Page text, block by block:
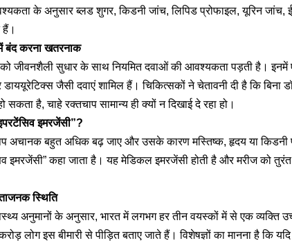
के अनुसार ब्लड शुगर, किडनी जांच, लिपिड प्रोफाइल, यूरिन जांच,
हैं।
बंद करना खतरनाक
जीवनशैली सुधार के साथ नियमित दवाओं की आवश्यकता पड़ती है। इनमें
जैसी दवाएं शामिल हैं। चिकित्सकों ने चेतावनी दी है कि बिना
सकता है, चाहे रक्तचाप सामान्य ही क्यों न दिखाई दे रहा हो।
इमरजेंसी”?
अचानक बहुत अधिक बढ़ जाए और उसके कारण मस्तिष्क, हृदय या किडनी
इमरजेंसी” कहा जाता है। यह मेडिकल इमरजेंसी होती है और मरीज को
स्थिति
अनुमानों के अनुसार, भारत में लगभग हर तीन वयस्कों में से एक व्यक्ति
लोग इस बीमारी से पीड़ित बताए जाते हैं। विशेषज्ञों का मानना है कि